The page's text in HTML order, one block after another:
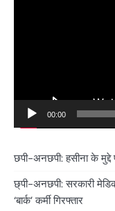
00:00
छपी-अनछपी: हसीना के
छ्पी-अनछपी: सरकारी
‘बार्क’ कर्मी गिरफ्तार